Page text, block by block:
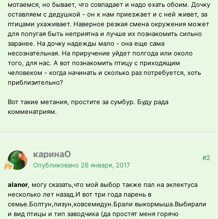
мотаемся, но бывает, что совпадает и надо ехать обоим. Дочку
оставляем с дедушкой - он к нам приезжает и с ней живет, за
птицами ухаживает. Наверное резкая смена окружения может
для попугая быть неприятна и лучше их познакомить сильно
заранее. На дочку надежды мало - она еще сама
несознательная. На приручение уйдет полгода или около
того, для нас. А вот познакомить птицу с приходящим
человеком - когда начинать и сколько раз потребуется, хоть
приблизительно?
Вот такие метания, простите за сумбур. Буду рада
комменатриям.
каринаО
Опубликовано 26 января, 2017
#2
alanor, могу сказать,что мой выбор также пал на эклектуса
несколько лет назад.И вот три года парень в
семье.Болтун,лизун,ковсемидун.Брали выкормыша.Выбирали
и вид птицы и тип заводчика (да простят меня горячо